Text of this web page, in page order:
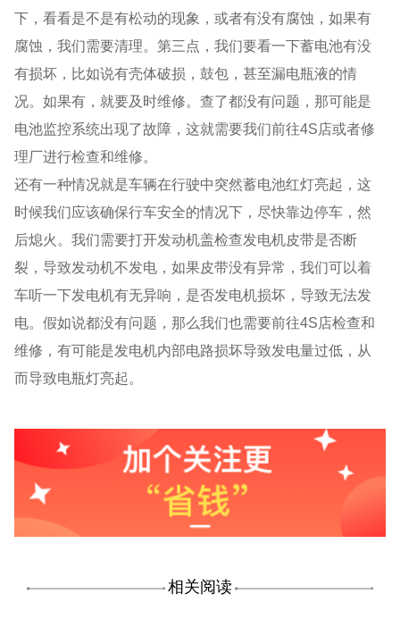
下，看看是不是有松动的现象，或者有没有腐蚀，如果有
腐蚀，我们需要清理。第三点，我们要看一下蓄电池有没
有损坏，比如说有壳体破损，鼓包，甚至漏电瓶液的情
况。如果有，就要及时维修。查了都没有问题，那可能是
电池监控系统出现了故障，这就需要我们前往4S店或者修
理厂进行检查和维修。
还有一种情况就是车辆在行驶中突然蓄电池红灯亮起，这
时候我们应该确保行车安全的情况下，尽快靠边停车，然
后熄火。我们需要打开发动机盖检查发电机皮带是否断
裂，导致发动机不发电，如果皮带没有异常，我们可以着
车听一下发电机有无异响，是否发电机损坏，导致无法发
电。假如说都没有问题，那么我们也需要前往4S店检查和
维修，有可能是发电机内部电路损坏导致发电量过低，从
而导致电瓶灯亮起。
相关阅读